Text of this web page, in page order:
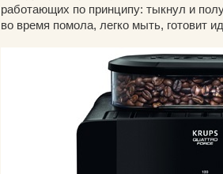
работающих по принципу: тыкнул и
во время помола, легко мыть, готовит